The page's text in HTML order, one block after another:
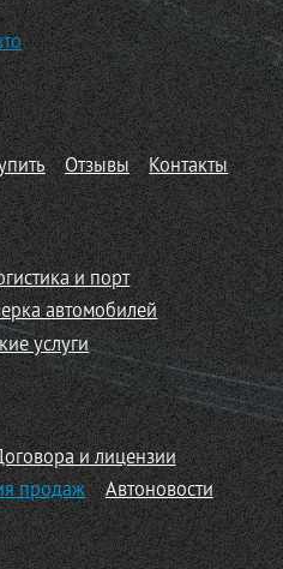
Отзывы Контакты
и порт
автомобилей
услуги
и лицензии
продаж Автоновости